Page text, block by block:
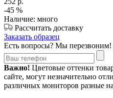
-45 %
Наличие: много
Рассчитать доставку
Заказать образец
Есть вопросы? Мы перезвоним!
Важно! Цветовые оттенки
сайте, могут незначительно
различных мониторов разные